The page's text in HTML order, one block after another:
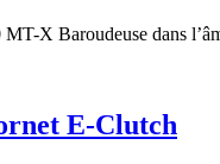
X Baroudeuse dans
E-Clutch